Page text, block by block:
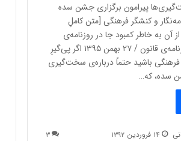
پیرامون برگزاری جشن سده
و کنشگر فرهنگی [متن کاملِ
آن به خاطر کمبود جا در روزنامه‌ی
قانون حذف شد] روزنامه‌ی قانون / ۲۷ بهمن ۱۳۹۵ اگر پی‌گیرِ
باشید حتماً درباره‌ی سخت‌گیری
سده، که…
۱۴ فروردین ۱۳۹۲ ۳